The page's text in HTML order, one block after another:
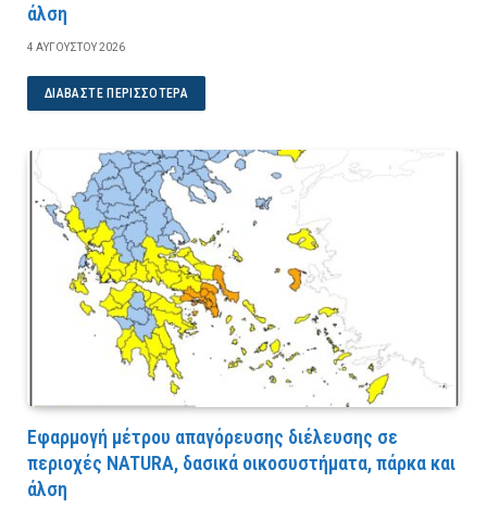
άλση
4 ΑΥΓΟΎΣΤΟΥ 2026
ΔΙΑΒΆΣΤΕ ΠΕΡΙΣΣΌΤΕΡΑ
Εφαρμογή μέτρου απαγόρευσης διέλευσης σε
περιοχές NATURA, δασικά οικοσυστήματα, πάρκα και
άλση